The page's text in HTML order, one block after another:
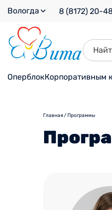
Вологда 8 (8172) 20-
ОперблокКорпоративным
Главная/Программы